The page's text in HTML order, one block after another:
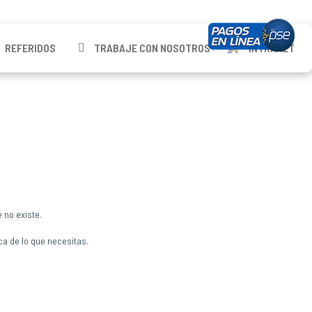
REFERIDOS TRABAJE CON NOSOTROS INTRANET
no existe.
de lo que necesitas.